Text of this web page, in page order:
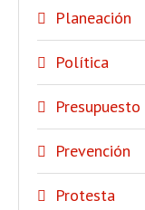
Planeación
Política
Presupuesto
Prevención
Protesta